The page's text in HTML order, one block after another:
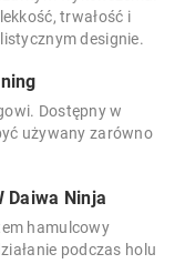
trwałość i
designie.
Dostępny w
używany zarówno
Daiwa Ninja
hamulcowy
podczas holu